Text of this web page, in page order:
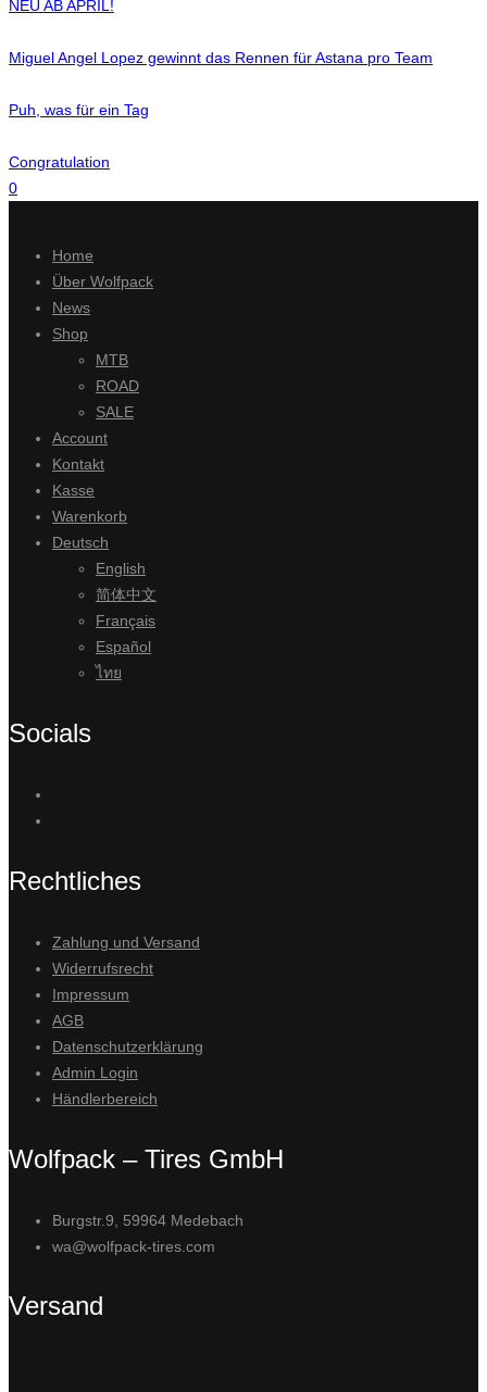
NEU AB APRIL!
Miguel Angel Lopez gewinnt das Rennen für Astana pro Team
Puh, was für ein Tag
Congratulation
0
Home
Über Wolfpack
News
Shop
MTB
ROAD
SALE
Account
Kontakt
Kasse
Warenkorb
Deutsch
English
简体中文
Français
Español
ไทย
Socials
Rechtliches
Zahlung und Versand
Widerrufsrecht
Impressum
AGB
Datenschutzerklärung
Admin Login
Händlerbereich
Wolfpack – Tires GmbH
Burgstr.9, 59964 Medebach
wa@wolfpack-tires.com
Versand